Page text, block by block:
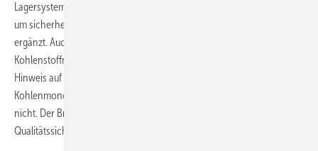
Lagersystems. Thematisch erweitert wurde sie um Großanlagen und
um sicherheitstechnische Informationen für eine korrekte Belüftung
ergänzt. Auch wird nun deutlicher als bisher auf die Gefahren durch
Kohlenstoffmonoxid und andere Ausgasungen hingewiesen, ein
Hinweis auf zusätzliche Sicherheit durch die Installation von
Kohlenmonoxidwarnmeldern (Webcode 555544) enthält sie jedoch
nicht. Der Broschüre liegt ein ­Übergabeprotokoll für die
Qualitätssicherung der Lagerinstallation bei.